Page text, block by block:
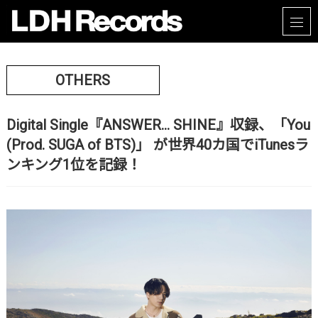
OTHERS
Digital Single『ANSWER… SHINE』収録、「You
(Prod. SUGA of BTS)」 が世界40カ国でiTunesラ
ンキング1位を記録！